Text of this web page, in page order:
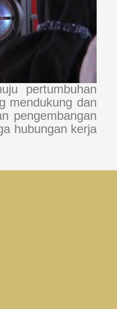
pertumbuhan
mendukung dan
pengembangan
hubungan kerja